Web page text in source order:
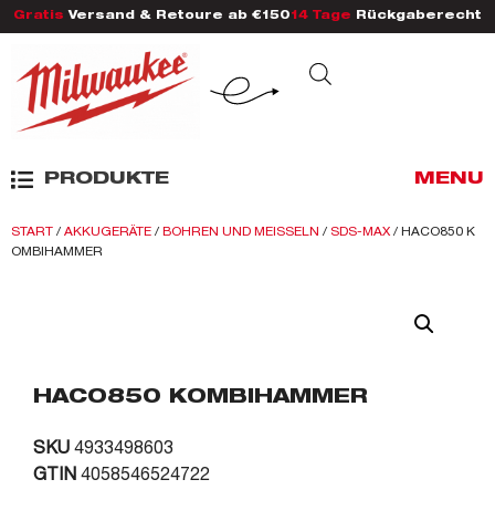
Gratis Versand & Retoure ab €150 14 Tage Rückgaberecht
PRODUKTE MENU
START / AKKUGERÄTE / BOHREN UND MEISSELN / SDS-MAX / HACO850 K
OMBIHAMMER
HACO850 KOMBIHAMMER
SKU 4933498603
GTIN 4058546524722